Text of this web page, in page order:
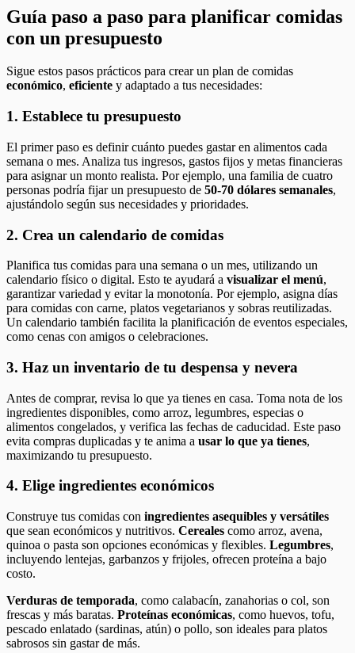
Guía paso a paso para planificar comidas
con un presupuesto
Sigue estos pasos prácticos para crear un plan de comidas
económico, eficiente y adaptado a tus necesidades:
1. Establece tu presupuesto
El primer paso es definir cuánto puedes gastar en alimentos cada
semana o mes. Analiza tus ingresos, gastos fijos y metas financieras
para asignar un monto realista. Por ejemplo, una familia de cuatro
personas podría fijar un presupuesto de 50-70 dólares semanales,
ajustándolo según sus necesidades y prioridades.
2. Crea un calendario de comidas
Planifica tus comidas para una semana o un mes, utilizando un
calendario físico o digital. Esto te ayudará a visualizar el menú,
garantizar variedad y evitar la monotonía. Por ejemplo, asigna días
para comidas con carne, platos vegetarianos y sobras reutilizadas.
Un calendario también facilita la planificación de eventos especiales,
como cenas con amigos o celebraciones.
3. Haz un inventario de tu despensa y nevera
Antes de comprar, revisa lo que ya tienes en casa. Toma nota de los
ingredientes disponibles, como arroz, legumbres, especias o
alimentos congelados, y verifica las fechas de caducidad. Este paso
evita compras duplicadas y te anima a usar lo que ya tienes,
maximizando tu presupuesto.
4. Elige ingredientes económicos
Construye tus comidas con ingredientes asequibles y versátiles
que sean económicos y nutritivos. Cereales como arroz, avena,
quinoa o pasta son opciones económicas y flexibles. Legumbres,
incluyendo lentejas, garbanzos y frijoles, ofrecen proteína a bajo
costo.
Verduras de temporada, como calabacín, zanahorias o col, son
frescas y más baratas. Proteínas económicas, como huevos, tofu,
pescado enlatado (sardinas, atún) o pollo, son ideales para platos
sabrosos sin gastar de más.